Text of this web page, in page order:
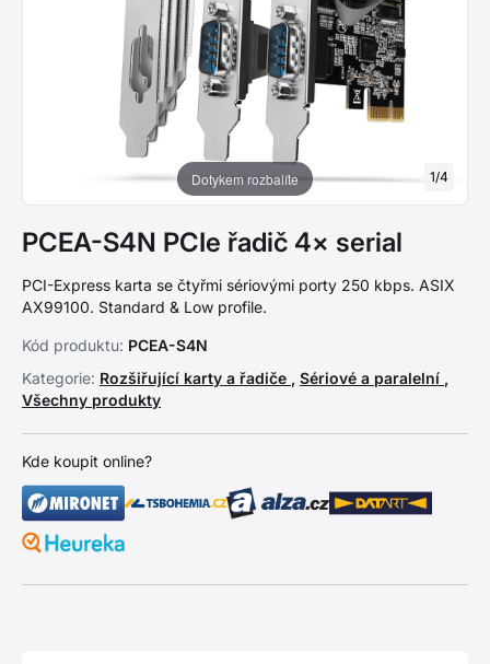
Dotykem rozbalíte 1/4
PCEA-S4N PCIe řadič 4× serial
PCI-Express karta se čtyřmi sériovými porty 250 kbps. ASIX
AX99100. Standard & Low profile.
Kód produktu: PCEA-S4N
Kategorie: Rozšiřující karty a řadiče , Sériové a paralelní ,
Všechny produkty
Kde koupit online?